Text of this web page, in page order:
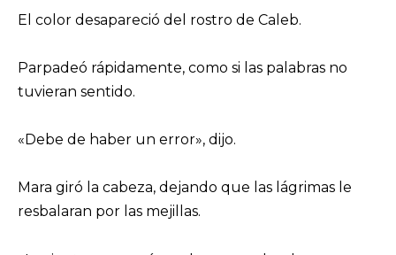
El color desapareció del rostro de Caleb.
Parpadeó rápidamente, como si las palabras no
tuvieran sentido.
«Debe de haber un error», dijo.
Mara giró la cabeza, dejando que las lágrimas le
resbalaran por las mejillas.